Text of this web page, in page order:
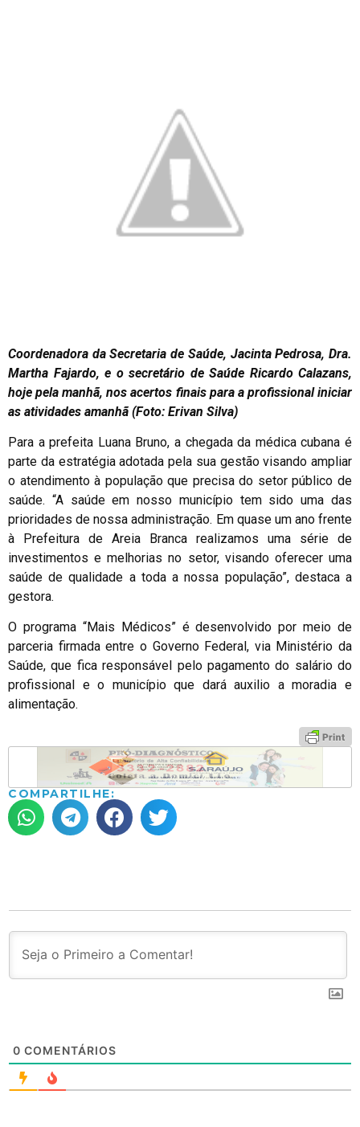
Coordenadora da Secretaria de Saúde, Jacinta Pedrosa, Dra.
Martha Fajardo, e o secretário de Saúde Ricardo Calazans,
hoje pela manhã, nos acertos finais para a profissional iniciar
as atividades amanhã (Foto: Erivan Silva)
Para a prefeita Luana Bruno, a chegada da médica cubana é
parte da estratégia adotada pela sua gestão visando ampliar
o atendimento à população que precisa do setor público de
saúde. “A saúde em nosso município tem sido uma das
prioridades de nossa administração. Em quase um ano frente
à Prefeitura de Areia Branca realizamos uma série de
investimentos e melhorias no setor, visando oferecer uma
saúde de qualidade a toda a nossa população”, destaca a
gestora.
O programa “Mais Médicos” é desenvolvido por meio de
parceria firmada entre o Governo Federal, via Ministério da
Saúde, que fica responsável pelo pagamento do salário do
profissional e o município que dará auxilio a moradia e
alimentação.
COMPARTILHE:
0 COMENTÁRIOS